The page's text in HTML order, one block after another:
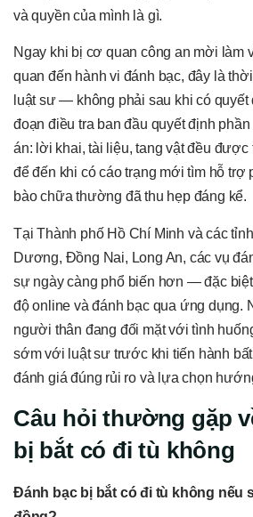
và quyền của mình là gì.
Ngay khi bị cơ quan công an mời làm
quan đến hành vi đánh bạc, đây là
luật sư — không phải sau khi có quyết
đoạn điều tra ban đầu quyết định
án: lời khai, tài liệu, tang vật đều được
để đến khi có cáo trạng mới tìm hỗ trợ
bào chữa thường đã thu hẹp đáng kể.
Tại Thành phố Hồ Chí Minh và các
Dương, Đồng Nai, Long An, các vụ
sự ngày càng phổ biến hơn — đặc
độ online và đánh bạc qua ứng dụng.
người thân đang đối mặt với tình
sớm với luật sư trước khi tiến hành
đánh giá đúng rủi ro và lựa chọn
Câu hỏi thường gặp
bị bắt có đi tù không
Đánh bạc bị bắt có đi tù không nếu